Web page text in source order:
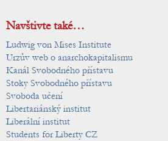
Navštivte také…
Ludwig von Mises Institute
Urzův web o anarchokapitalismu
Kanál Svobodného přístavu
Stoky Svobodného přístavu
Svoboda učení
Libertariánský institut
Liberální institut
Students for Liberty CZ